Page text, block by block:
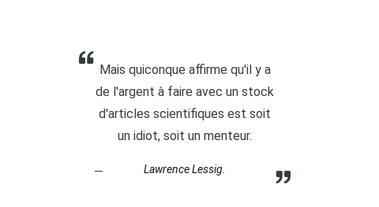
Mais quiconque affirme qu'il y a
de l'argent à faire avec un stock
d'articles scientifiques est soit
un idiot, soit un menteur.
Lawrence Lessig.